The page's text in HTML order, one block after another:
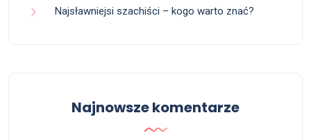
Najsławniejsi szachiści – kogo warto znać?
Najnowsze komentarze